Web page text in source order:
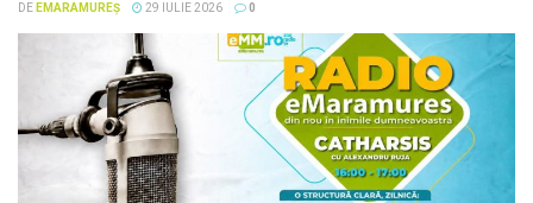
DE EMARAMUREȘ 29 IULIE 2026 0